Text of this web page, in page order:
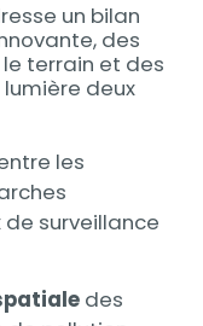
un bilan
des
terrain et des
deux
les
surveillance
des